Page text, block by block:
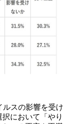
ルスの影響を受け
において「やり